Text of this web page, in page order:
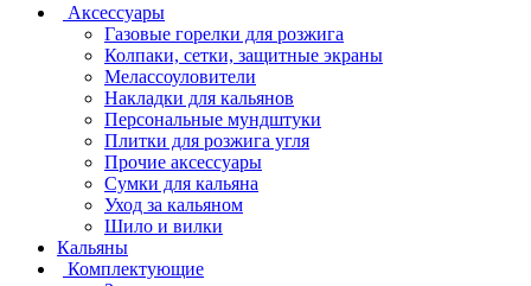
Аксессуары
Газовые горелки для розжига
Колпаки, сетки, защитные экраны
Мелассоуловители
Накладки для кальянов
Персональные мундштуки
Плитки для розжига угля
Прочие аксессуары
Сумки для кальяна
Уход за кальяном
Шило и вилки
Кальяны
Комплектующие